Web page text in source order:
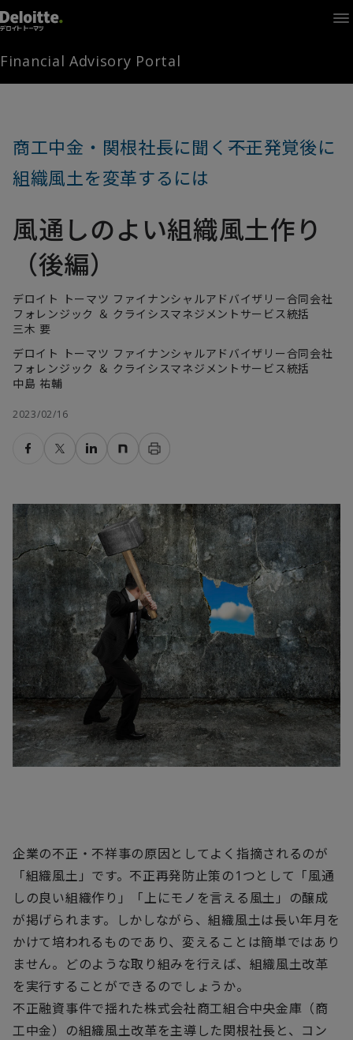
Home
Times
Channel
Library
お問い合わせ
FAMとは
FA Portal
Financial Advisory Portal
商工中金・関根社長に聞く――不正発覚後に
組織風土を変革するには
風通しのよい組織風土作り
（後編）
デロイト トーマツ ファイナンシャルアドバイザリー合同会社
フォレンジック ＆ クライシスマネジメントサービス統括
三木 要
デロイト トーマツ ファイナンシャルアドバイザリー合同会社
フォレンジック ＆ クライシスマネジメントサービス統括
中島 祐輔
2023/02/16
企業の不正・不祥事の原因としてよく指摘されるのが
「組織風土」です。不正再発防止策の1つとして「風通
しの良い組織作り」「上にモノを言える風土」の醸成
が掲げられます。しかしながら、組織風土は長い年月を
かけて培われるものであり、変えることは簡単ではあり
ません。どのような取り組みを行えば、組織風土改革
を実行することができるのでしょうか。
不正融資事件で揺れた株式会社商工組合中央金庫（商
工中金）の組織風土改革を主導した関根社長と、コン